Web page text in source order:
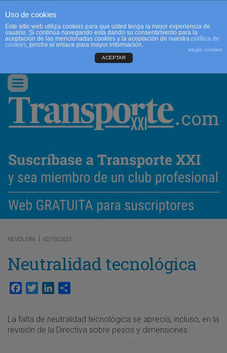
CONTACTO
Conmutar
navegación
REVOLERA | 02/10/2023
Neutralidad tecnológica
Facebook
TwitterLinkedIn
La falta de neutralidad tecnológica se aprecia, incluso, en la
revisión de la Directiva sobre pesos y dimensiones
Uso de cookies
Este sitio web utiliza cookies para que usted tenga la mejor experiencia de
usuario. Si continúa navegando está dando su consentimiento para la
aceptación de las mencionadas cookies y la aceptación de nuestra política de
cookies, pinche el enlace para mayor información.
plugin cookies
ACEPTAR